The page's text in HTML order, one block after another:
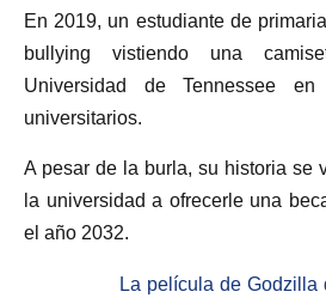
En 2019, un estudiante de
bullying vistiendo una
Universidad de Tennessee
universitarios.
A pesar de la burla, su historia se
la universidad a ofrecerle una
el año 2032.
La película de Godzilla